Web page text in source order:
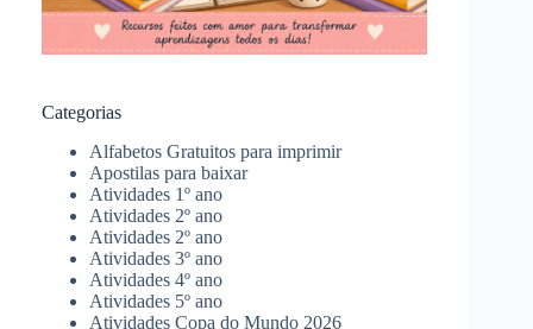
Categorias
Alfabetos Gratuitos para imprimir
Apostilas para baixar
Atividades 1º ano
Atividades 2º ano
Atividades 2º ano
Atividades 3º ano
Atividades 4º ano
Atividades 5º ano
Atividades Copa do Mundo 2026